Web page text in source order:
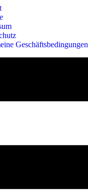
Geschäftsbedingungen